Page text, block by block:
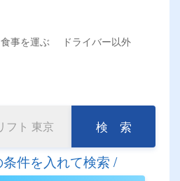
食事を運ぶ ドライバー以外
検 索